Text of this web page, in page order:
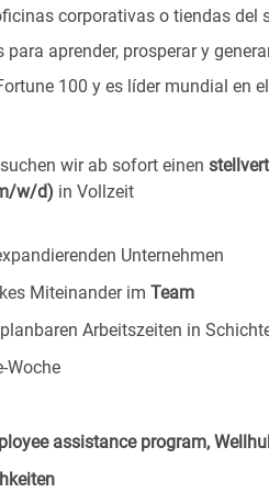
corporativas o tiendas del
aprender, prosperar y
100 y es líder mundial en
suchen wir ab sofort einen
w/d) in Vollzeit
Unternehmen
Miteinander im Team
Arbeitszeiten in
Woche
assistance program,